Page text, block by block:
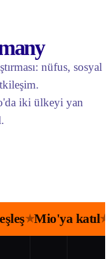
nüfus, sosyal
iki ülkeyi yan
★Mio'ya katıl★